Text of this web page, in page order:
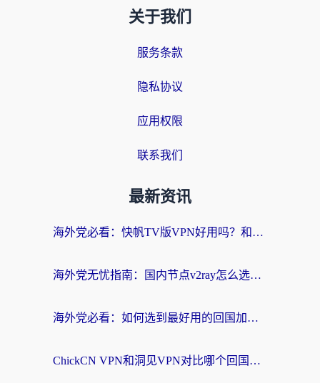
关于我们
服务条款
隐私协议
应用权限
联系我们
最新资讯
海外党必看：快帆TV版VPN好用吗？和快游VPN对比哪个回国效果更好？附实用避坑指南
海外党无忧指南：国内节点v2ray怎么选？一键回国VPN+多场景实测帮你避坑
海外党必看：如何选到最好用的回国加速器？从节点到售后的全维度指南
ChickCN VPN和洞见VPN对比哪个回国效果更好？海外党亲测3款加速器+避坑指南